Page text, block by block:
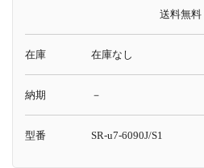
送料無料
在庫 在庫なし
納期 －
型番 SR-u7-6090J/S1